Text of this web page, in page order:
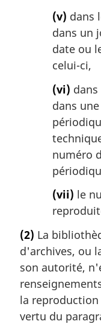
(v) dans
dans un
date ou
celui-ci,
(vi)
dans
numéro
(vii) le
(2) La
d'archives, ou
son autorité,
la
vertu du